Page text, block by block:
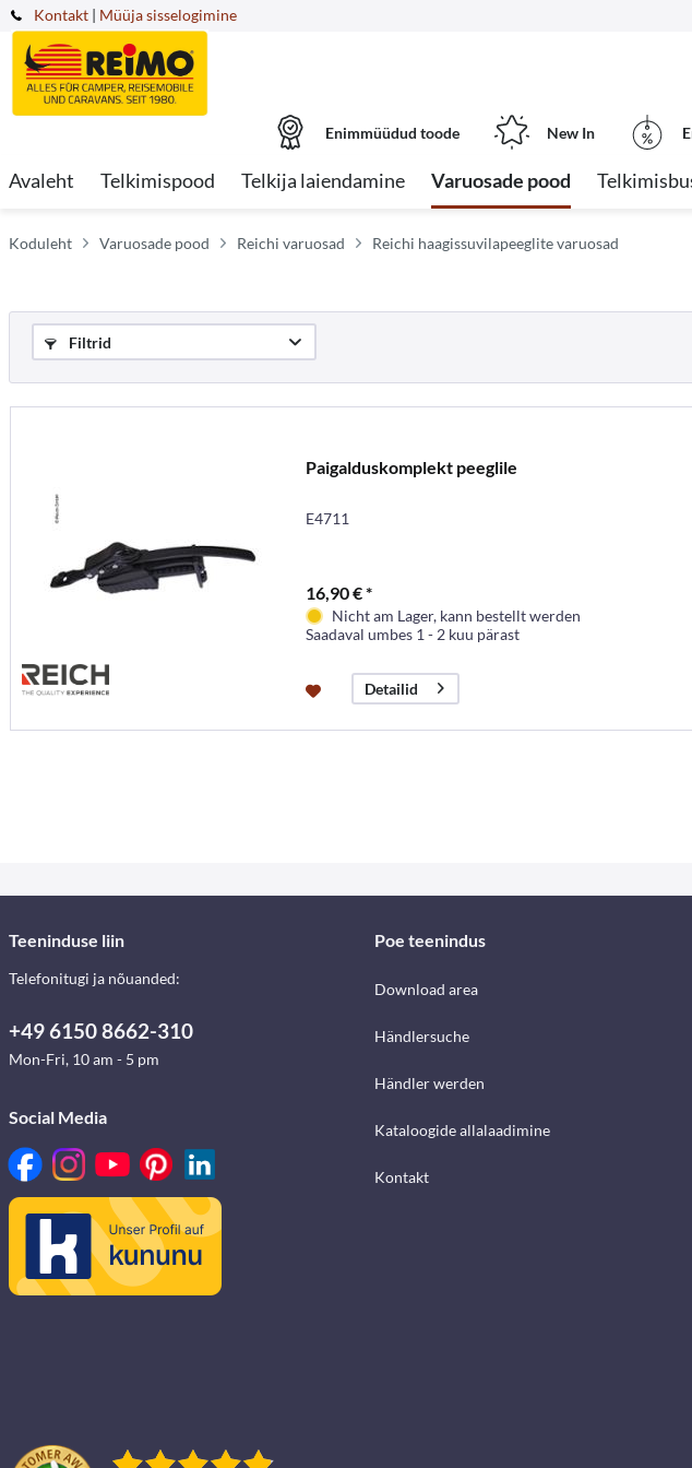
Kontakt | Müüja sisselogimine
Enimmüüdud toode New In
Avaleht Telkimispood Telkija laiendamine Varuosade pood
Koduleht Varuosade pood Reichi varuosad Reichi haagissuvilapeeglite varuosad
Filtrid
Paigalduskomplekt peeglile
E4711
16,90 € *
Nicht am Lager, kann bestellt werden
Saadaval umbes 1 - 2 kuu pärast
Detailid
Teeninduse liin
Telefonitugi ja nõuanded:
+49 6150 8662-310
Mon-Fri, 10 am - 5 pm
Social Media
Poe teenindus
Download area
Händlersuche
Händler werden
Kataloogide allalaadimine
Kontakt